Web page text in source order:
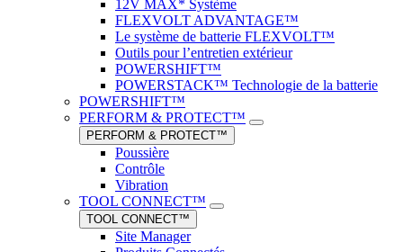
12V MAX* Système
FLEXVOLT ADVANTAGE™
Le système de batterie FLEXVOLT™
Outils pour l’entretien extérieur
POWERSHIFT™
POWERSTACK™ Technologie de la batterie
POWERSHIFT™
PERFORM & PROTECT™
PERFORM & PROTECT™
Poussière
Contrôle
Vibration
TOOL CONNECT™
TOOL CONNECT™
Site Manager